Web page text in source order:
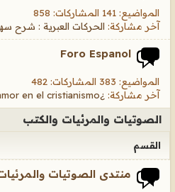
المواضيع: 141 المشاركات: 858
آخر مشاركة: الحركات العبرية : شرح
Foro Espanol
المواضيع: 383 المشاركات: 482
آخر مشاركة: ¿De verdad Dios es amor en el cristianismo?
الصوتيات والمرئيات والكتب
القسم
منتدى الصوتيات